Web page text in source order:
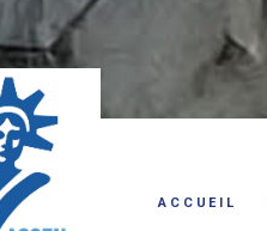
ACCUEIL